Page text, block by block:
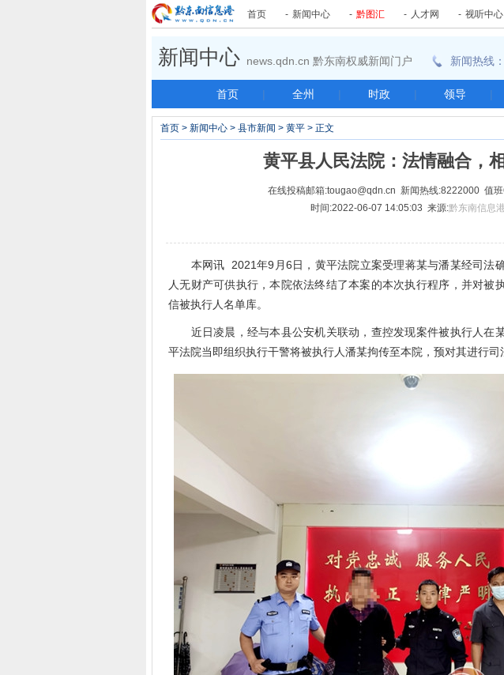
首页 - 新闻中心 - 黔图汇 - 人才网 - 视听中心
新闻中心 news.qdn.cn 黔东南权威新闻门户 新闻热线
首页 | 全州 | 时政 | 领导 |
首页 > 新闻中心 > 县市新闻 > 黄平 > 正文
黄平县人民法院：法情融合，
在线投稿邮箱:tougao@qdn.cn 新闻热线:8222000 值
时间:2022-06-07 14:05:03 来源:黔东南信息港
本网讯 2021年9月6日，黄平法院立案受理蒋某与潘某经司法
人无财产可供执行，本院依法终结了本案的本次执行程序，并对被
信被执行人名单库。
近日凌晨，经与本县公安机关联动，查控发现案件被执行人在
平法院当即组织执行干警将被执行人潘某拘传至本院，预对其进行司